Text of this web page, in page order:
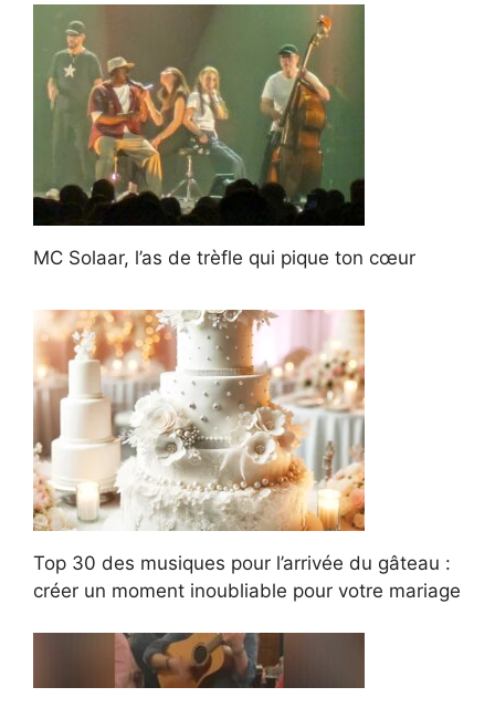
MC Solaar, l’as de trèfle qui pique ton cœur
Top 30 des musiques pour l’arrivée du gâteau :
créer un moment inoubliable pour votre mariage